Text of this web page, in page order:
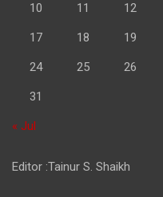
10 11 12
17 18 19
24 25 26
31
« Jul
Editor :Tainur S. Shaikh